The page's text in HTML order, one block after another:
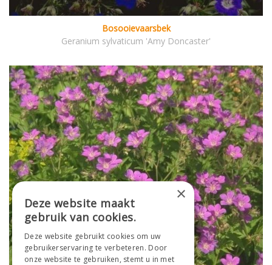
Bosooievaarsbek
Geranium sylvaticum 'Amy Doncaster'
×
Deze website maakt
gebruik van cookies.
Deze website gebruikt cookies om uw
gebruikerservaring te verbeteren. Door
onze website te gebruiken, stemt u in met